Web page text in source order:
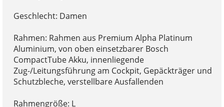
Geschlecht: Damen
Rahmen: Rahmen aus Premium Alpha Platinum
Aluminium, von oben einsetzbarer Bosch
CompactTube Akku, innenliegende
Zug-/Leitungsführung am Cockpit, Gepäckträger und
Schutzbleche, verstellbare Ausfallenden
Rahmengröße: L